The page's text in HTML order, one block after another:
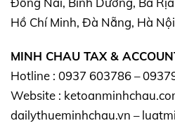
Hồ Chí Minh, Đà Nẵng, Hà
MINH CHAU TAX &
Hotline : 0937 603786 –
Website :
dailythueminhchau.vn –